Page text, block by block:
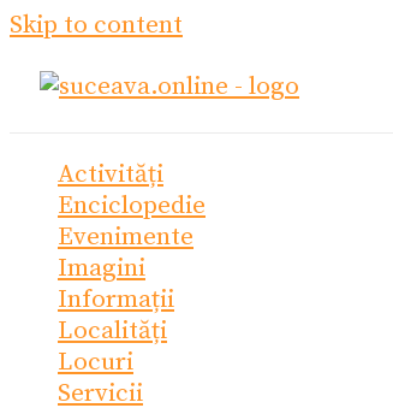
Skip to content
Activități
Enciclopedie
Evenimente
Imagini
Informații
Localități
Locuri
Servicii